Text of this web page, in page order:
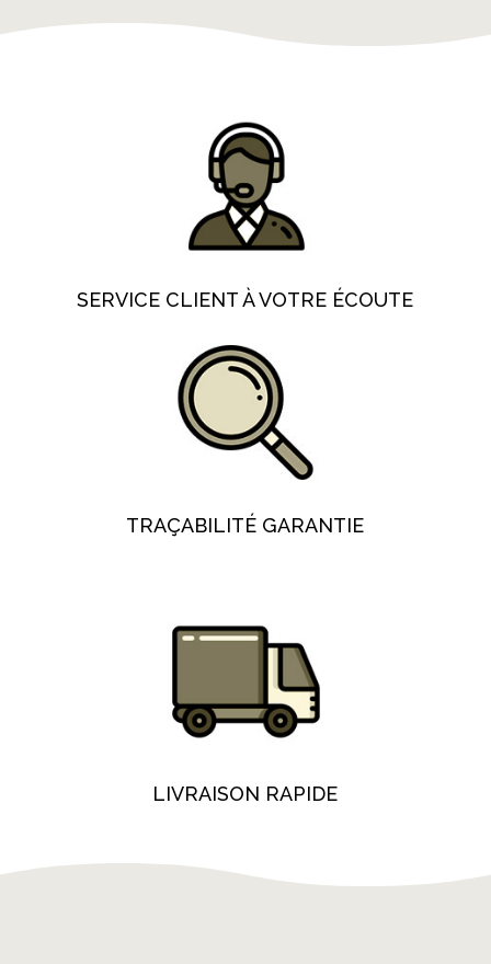
SERVICE CLIENT À VOTRE ÉCOUTE
TRAÇABILITÉ GARANTIE
LIVRAISON RAPIDE